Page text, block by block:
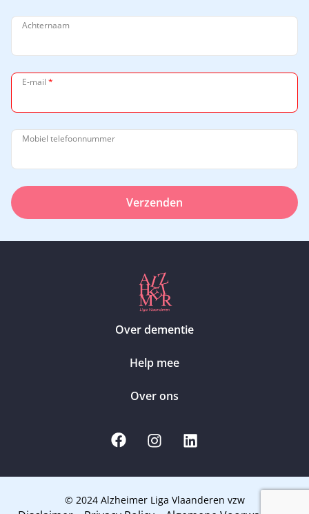
Achternaam
E-mail *
Mobiel telefoonnummer
Verzenden
Over dementie
Help mee
Over ons
© 2024 Alzheimer Liga Vlaanderen vzw